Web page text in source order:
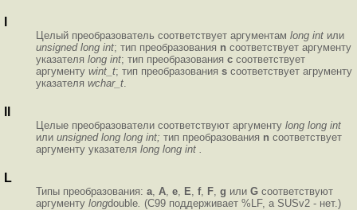
Целый преобразователь соответствует аргументам long int или
unsigned long int; тип преобразования n соответствует аргументу
указателя long int; тип преобразования c соответствует
аргументу wint_t; тип преобразования s соответствует агрументу
указателя wchar_t
Целые преобразователи соответствуют аргументу long long int
или unsigned long long int; тип преобразования n соответствует
аргументу указателя long long int .
L
Типы преобразования: a A e E f, F g или G соответствуют
аргументу longdouble (C99 поддерживает %LF, а SUSv2 - нет.)